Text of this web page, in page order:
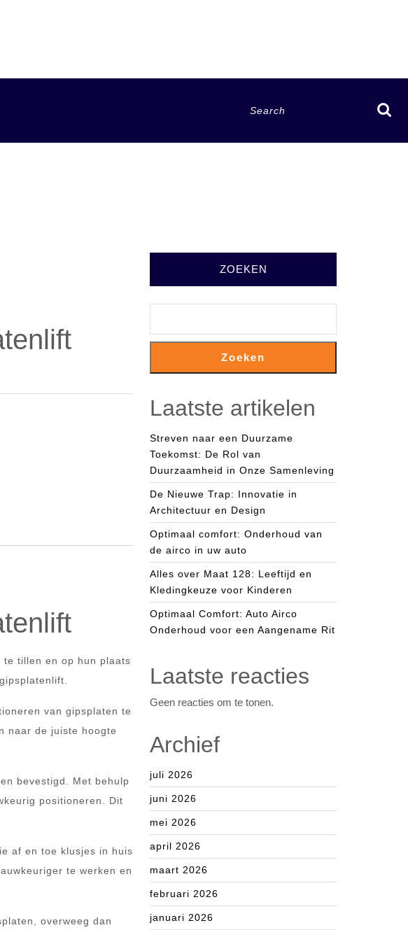
tillen en op hun plaats
van gipsplaten te
naar de juiste hoogte
bevestigd. Met behulp
positioneren. Dit
af en toe klusjes in huis
te werken en
overweeg dan
ZOEKEN
Zoeken
Laatste artikelen
Streven naar een Duurzame
Toekomst: De Rol van
Duurzaamheid in Onze Samenleving
De Nieuwe Trap: Innovatie in
Architectuur en Design
Optimaal comfort: Onderhoud van
de airco in uw auto
Alles over Maat 128: Leeftijd en
Kledingkeuze voor Kinderen
Optimaal Comfort: Auto Airco
Onderhoud voor een Aangename Rit
Laatste reacties
Geen reacties om te tonen.
Archief
juli 2026
juni 2026
mei 2026
april 2026
maart 2026
februari 2026
januari 2026